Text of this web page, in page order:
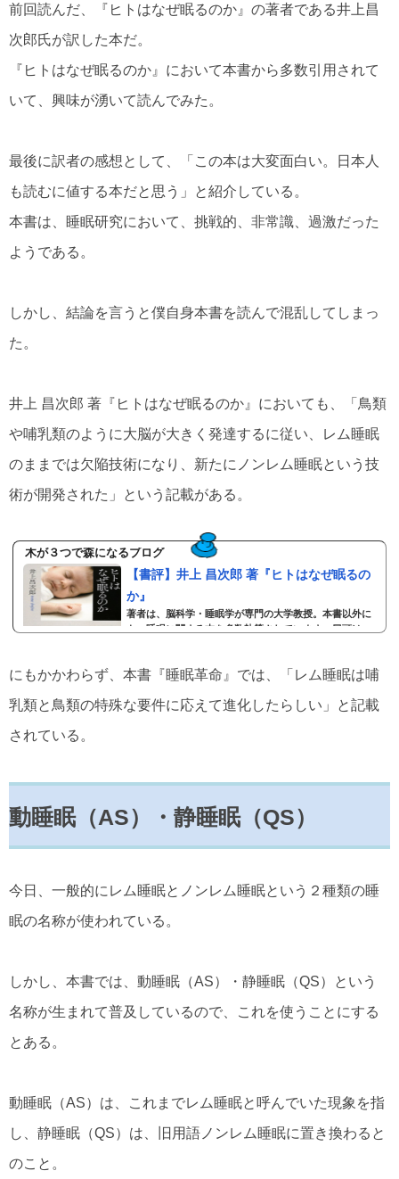
前回読んだ、『ヒトはなぜ眠るのか』の著者である井上昌
次郎氏が訳した本だ。
『ヒトはなぜ眠るのか』において本書から多数引用されて
いて、興味が湧いて読んでみた。
最後に訳者の感想として、「この本は大変面白い。日本人
も読むに値する本だと思う」と紹介している。
本書は、睡眠研究において、挑戦的、非常識、過激だった
ようである。
しかし、結論を言うと僕自身本書を読んで混乱してしまっ
た。
井上 昌次郎 著『ヒトはなぜ眠るのか』においても、「鳥類
や哺乳類のように大脳が大きく発達するに従い、レム睡眠
のままでは欠陥技術になり、新たにノンレム睡眠という技
術が開発された」という記載がある。
木が３つで森になるブログ
【書評】井上 昌次郎 著『ヒトはなぜ眠るの
か』
著者は、脳科学・睡眠学が専門の大学教授。本書以外に
も、睡眠に関する本を多数執筆されています。冒頭は、
（笑）冒頭では、この答えが示されず、「この本のなか
とノンレム睡眠そして、本書もまずはレム睡眠とノンレ
にもかかわらず、本書『睡眠革命』では、「レム睡眠は哺
乳類と鳥類の特殊な要件に応えて進化したらしい」と記載
されている。
動睡眠（AS）・静睡眠（QS）
今日、一般的にレム睡眠とノンレム睡眠という２種類の睡
眠の名称が使われている。
しかし、本書では、動睡眠（AS）・静睡眠（QS）という
名称が生まれて普及しているので、これを使うことにする
とある。
動睡眠（AS）は、これまでレム睡眠と呼んでいた現象を指
し、静睡眠（QS）は、旧用語ノンレム睡眠に置き換わると
のこと。